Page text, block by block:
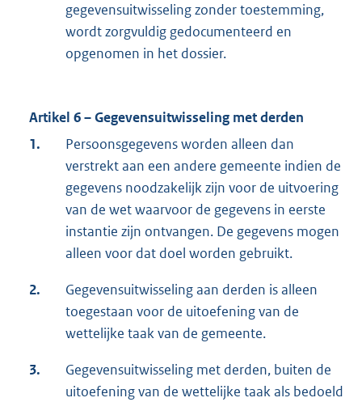
gegevensuitwisseling zonder toestemming,
wordt zorgvuldig gedocumenteerd en
opgenomen in het dossier.
Artikel 6 – Gegevensuitwisseling met derden
1.
Persoonsgegevens worden alleen dan
verstrekt aan een andere gemeente indien de
gegevens noodzakelijk zijn voor de uitvoering
van de wet waarvoor de gegevens in eerste
instantie zijn ontvangen. De gegevens mogen
alleen voor dat doel worden gebruikt.
2.
Gegevensuitwisseling aan derden is alleen
toegestaan voor de uitoefening van de
wettelijke taak van de gemeente.
3.
Gegevensuitwisseling met derden, buiten de
uitoefening van de wettelijke taak als bedoeld